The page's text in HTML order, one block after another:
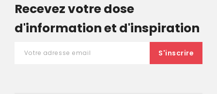
Recevez votre dose
d'information et d'inspiration